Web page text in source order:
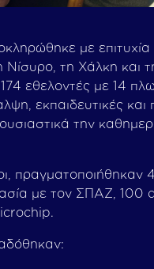
με
τη Χάλκη και
εθελοντές με 14
εκπαιδευτικές και
την
πραγματοποιήθηκαν
με τον ΣΠΑΖ,